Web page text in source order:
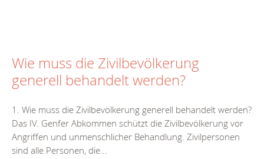
Wie muss die Zivilbevölkerung
generell behandelt werden?
1. Wie muss die Zivilbevölkerung generell behandelt werden?
Das IV. Genfer Abkommen schützt die Zivilbevölkerung vor
Angriffen und unmenschlicher Behandlung. Zivilpersonen
sind alle Personen, die...